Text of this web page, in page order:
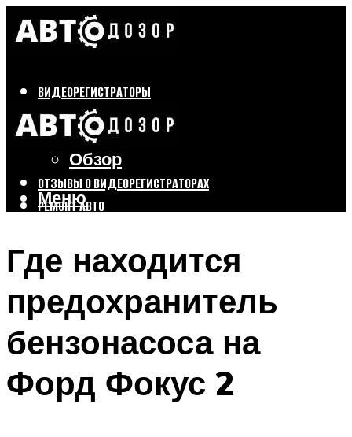
ВИДЕОРЕГИСТРАТОРЫ
Бренды
Выбор
Обзор
ОТЗЫВЫ О ВИДЕОРЕГИСТРАТОРАХ
РЕМОНТ АВТО
Меню
Меню
Где находится
предохранитель
бензонасоса на
Форд Фокус 2